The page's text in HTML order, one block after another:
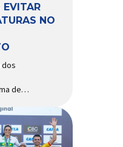
EVITAR
NO
dos
de
demais